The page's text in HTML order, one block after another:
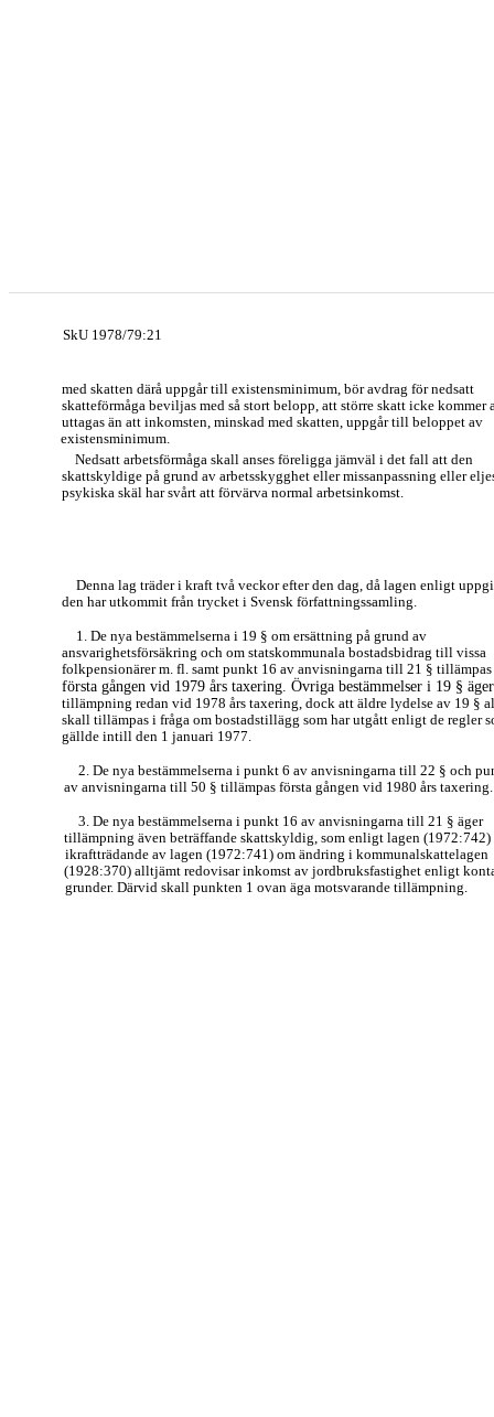
SkU 1978/79:21
med skatten därå uppgår till existensminimum, bör avdrag för nedsatt
skatteförmåga beviljas med så stort belopp, att större skatt icke kommer
uttagas än att inkomsten, minskad med skatten, uppgår till beloppet av
existensminimum.
Nedsatt arbetsförmåga skall anses föreligga jämväl i det fall att den
skattskyldige på grund av arbetsskygghet eller missanpassning eller
psykiska skäl har svårt att förvärva normal arbetsinkomst.
Denna lag träder i kraft två veckor efter den dag, då lagen enligt
den har utkommit från trycket i Svensk författningssamling.
1. De nya bestämmelserna i 19 § om ersättning på grund av
ansvarighetsförsäkring och om statskommunala bostadsbidrag till vissa
folkpensionärer m. fl. samt punkt 16 av anvisningarna till 21 § tillämpas
första gången vid 1979 års taxering. Övriga bestämmelser i 19 § äger
tillämpning redan vid 1978 års taxering, dock att äldre lydelse av 19 §
skall tillämpas i fråga om bostadstillägg som har utgått enligt de regler
gällde intill den 1 januari 1977.
2. De nya bestämmelserna i punkt 6 av anvisningarna till 22 § och
av anvisningarna till 50 § tillämpas första gången vid 1980 års taxering.
3. De nya bestämmelserna i punkt 16 av anvisningarna till 21 § äger
tillämpning även beträffande skattskyldig, som enligt lagen (1972:742)
ikraftträdande av lagen (1972:741) om ändring i kommunalskattelagen
(1928:370) alltjämt redovisar inkomst av jordbruksfastighet enligt
grunder. Därvid skall punkten 1 ovan äga motsvarande tillämpning.